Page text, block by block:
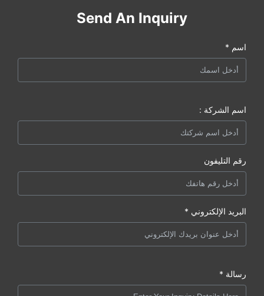
Send An Inquiry
اسم *
اسم الشركة :
رقم التليفون
البريد الإلكتروني *
رسالة *